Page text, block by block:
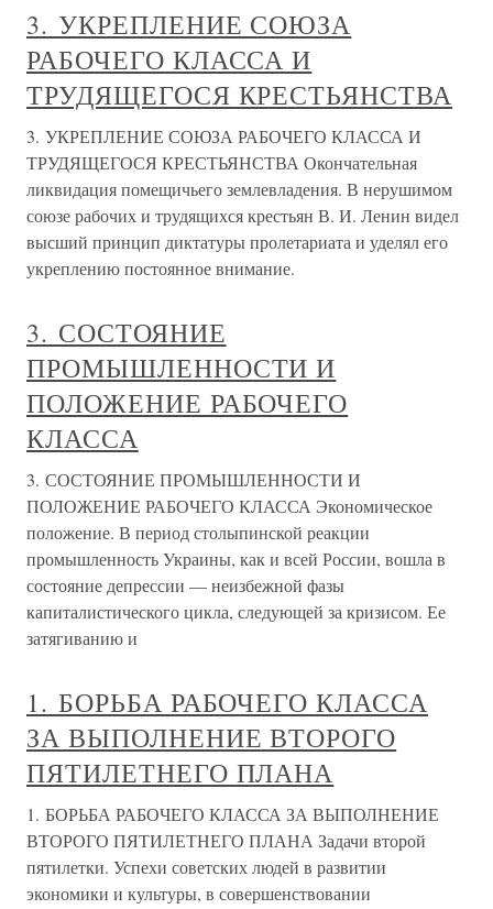
3. УКРЕПЛЕНИЕ СОЮЗА
РАБОЧЕГО КЛАССА И
ТРУДЯЩЕГОСЯ КРЕСТЬЯНСТВА
3. УКРЕПЛЕНИЕ СОЮЗА РАБОЧЕГО КЛАССА И
ТРУДЯЩЕГОСЯ КРЕСТЬЯНСТВА Окончательная
ликвидация помещичьего землевладения. В нерушимом
союзе рабочих и трудящихся крестьян В. И. Ленин видел
высший принцип диктатуры пролетариата и уделял его
укреплению постоянное внимание.
3. СОСТОЯНИЕ
ПРОМЫШЛЕННОСТИ И
ПОЛОЖЕНИЕ РАБОЧЕГО
КЛАССА
3. СОСТОЯНИЕ ПРОМЫШЛЕННОСТИ И
ПОЛОЖЕНИЕ РАБОЧЕГО КЛАССА Экономическое
положение. В период столыпинской реакции
промышленность Украины, как и всей России, вошла в
состояние депрессии — неизбежной фазы
капиталистического цикла, следующей за кризисом. Ее
затягиванию и
1. БОРЬБА РАБОЧЕГО КЛАССА
ЗА ВЫПОЛНЕНИЕ ВТОРОГО
ПЯТИЛЕТНЕГО ПЛАНА
1. БОРЬБА РАБОЧЕГО КЛАССА ЗА ВЫПОЛНЕНИЕ
ВТОРОГО ПЯТИЛЕТНЕГО ПЛАНА Задачи второй
пятилетки. Успехи советских людей в развитии
экономики и культуры, в совершенствовании